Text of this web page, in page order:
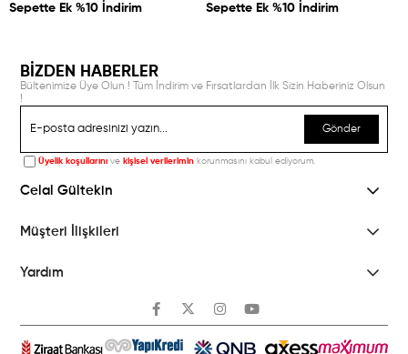
Sepette Ek %10 İndirim
Sepette Ek %10 İndirim
BİZDEN HABERLER
Bültenimize Üye Olun ! Tüm İndirim ve Fırsatlardan İlk Sizin Haberiniz Olsun
!
Gönder
Üyelik koşullarını ve kişisel verilerimin korunmasını kabul ediyorum.
Celal Gültekin
Müşteri İlişkileri
Yardım